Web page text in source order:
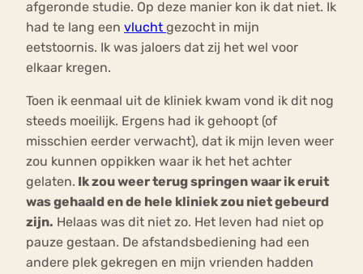
afgeronde studie. Op deze manier kon ik dat niet. Ik
had te lang een vlucht gezocht in mijn
eetstoornis. Ik was jaloers dat zij het wel voor
elkaar kregen.
Toen ik eenmaal uit de kliniek kwam vond ik dit nog
steeds moeilijk. Ergens had ik gehoopt (of
misschien eerder verwacht), dat ik mijn leven weer
zou kunnen oppikken waar ik het het achter
gelaten. Ik zou weer terug springen waar ik eruit
was gehaald en de hele kliniek zou niet gebeurd
zijn. Helaas was dit niet zo. Het leven had niet op
pauze gestaan. De afstandsbediening had een
andere plek gekregen en mijn vrienden hadden